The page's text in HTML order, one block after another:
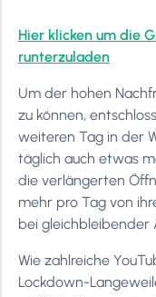
Hier klicken um die
runterzuladen
Um der hohen
zu können,
weiteren Tag in der
täglich auch etwas
die verlängerten
mehr pro Tag von
bei
Wie zahlreiche
Lockdown-